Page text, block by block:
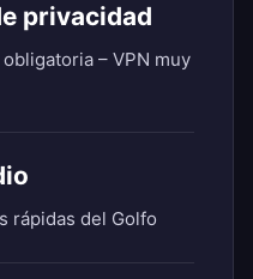
privacidad
– VPN muy
rápidas del Golfo